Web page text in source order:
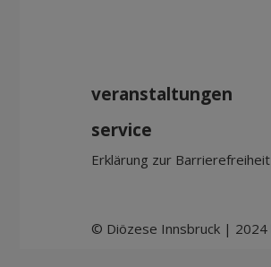
veranstaltungen
service
Erklärung zur Barrierefreiheit
© Diözese Innsbruck | 2024